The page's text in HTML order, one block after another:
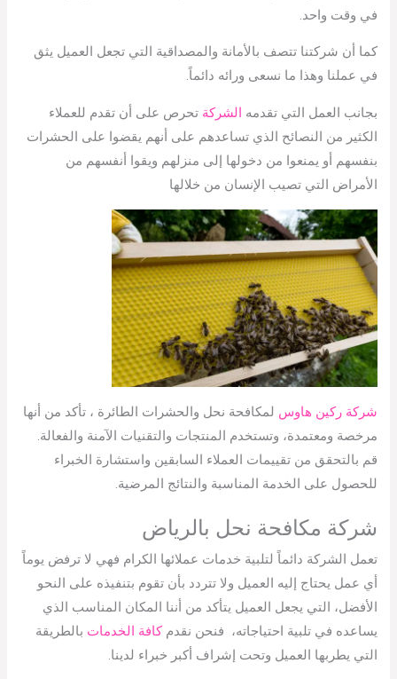
في وقت واحد.
كما أن شركتنا تتصف بالأمانة والمصداقية التي تجعل العميل يثق
في عملنا وهذا ما نسعى ورائه دائماً.
بجانب العمل التي تقدمه الشركة تحرص على أن تقدم للعملاء
الكثير من النصائح الذي تساعدهم على أنهم يقضوا على الحشرات
بنفسهم أو يمنعوا من دخولها إلى منزلهم ويقوا أنفسهم من
الأمراض التي تصيب الإنسان من خلالها
شركة ركين هاوس لمكافحة نحل والحشرات الطائرة ، تأكد من أنها
مرخصة ومعتمدة، وتستخدم المنتجات والتقنيات الآمنة والفعالة.
قم بالتحقق من تقييمات العملاء السابقين واستشارة الخبراء
للحصول على الخدمة المناسبة والنتائج المرضية.
شركة مكافحة نحل بالرياض
تعمل الشركة دائماً لتلبية خدمات عملائها الكرام فهي لا ترفض يوماً
أي عمل يحتاج إليه العميل ولا تتردد بأن تقوم بتنفيذه على النحو
الأفضل، التي يجعل العميل يتأكد من أننا المكان المناسب الذي
يساعده في تلبية احتياجاته، فنحن نقدمكافة الخدمات بالطريقة
التي يطربها العميل وتحت إشراف أكبر خبراء لدينا.